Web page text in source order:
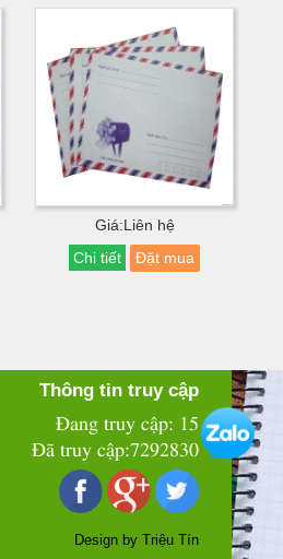
Giá:Liên hệ
Chi tiết
Đặt mua
Thông tin truy cập
Đang truy cập: 15
Đã truy cập:7292830
Design by Triệu Tín